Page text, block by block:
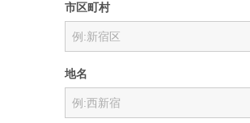
市区町村
地名